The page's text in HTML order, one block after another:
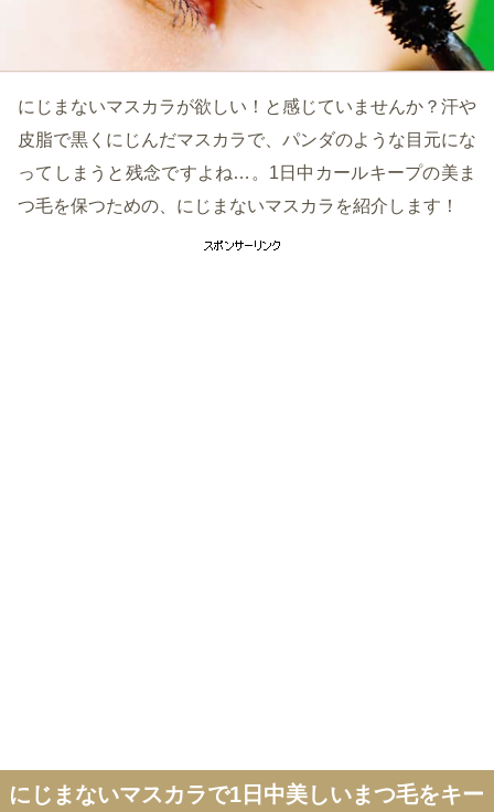
にじまないマスカラが欲しい！と感じていませんか？汗や
皮脂で黒くにじんだマスカラで、パンダのような目元にな
ってしまうと残念ですよね…。1日中カールキープの美ま
つ毛を保つための、にじまないマスカラを紹介します！
にじまないマスカラで1日中美しいまつ毛をキー